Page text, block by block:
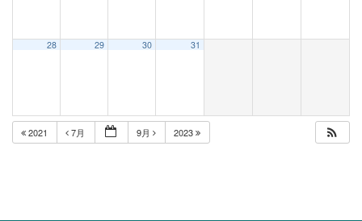
28 29 30 31
2021 7月 9月 2023